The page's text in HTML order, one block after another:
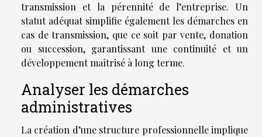
transmission et la pérennité de l’entreprise. Un
statut adéquat simplifie également les démarches en
cas de transmission, que ce soit par vente, donation
ou succession, garantissant une continuité et un
développement maîtrisé à long terme.
Analyser les démarches
administratives
La création d’une structure professionnelle implique